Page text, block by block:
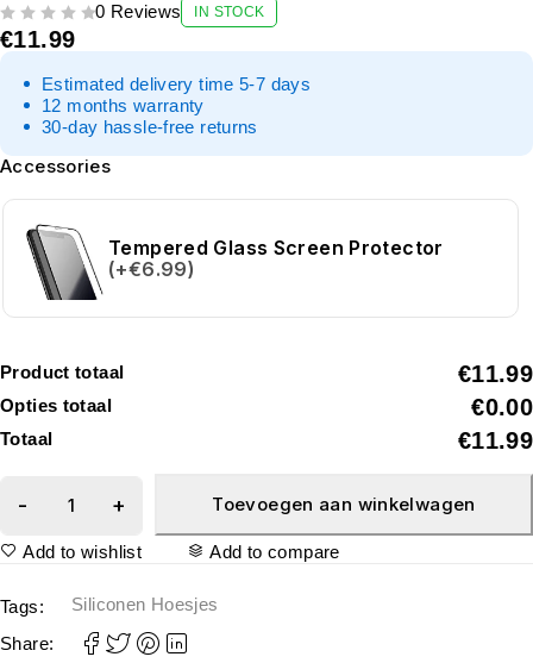
0 Reviews IN STOCK
€11.99
Estimated delivery time 5-7 days
12 months warranty
30-day hassle-free returns
Accessories
Tempered Glass Screen Protector
(+€6.99)
Product totaal €11.99
Opties totaal €0.00
Totaal €11.99
Toevoegen aan winkelwagen
Add to wishlist Add to compare
Tags:
Siliconen Hoesjes
Share: